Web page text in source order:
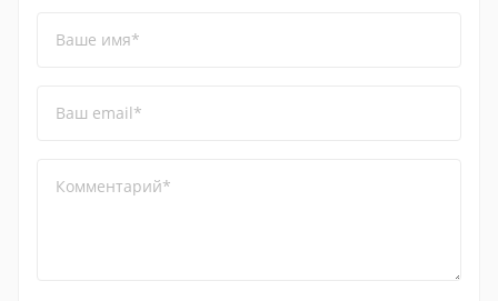
Ваше имя*
Ваш email*
Комментарий*